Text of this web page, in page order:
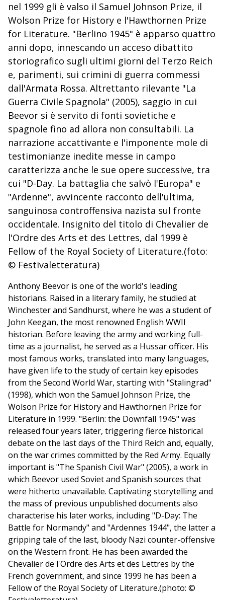
nel 1999 gli è valso il Samuel Johnson Prize, il
Wolson Prize for History e l'Hawthornen Prize
for Literature. "Berlino 1945" è apparso quattro
anni dopo, innescando un acceso dibattito
storiografico sugli ultimi giorni del Terzo Reich
e, parimenti, sui crimini di guerra commessi
dall'Armata Rossa. Altrettanto rilevante "La
Guerra Civile Spagnola" (2005), saggio in cui
Beevor si è servito di fonti sovietiche e
spagnole fino ad allora non consultabili. La
narrazione accattivante e l'imponente mole di
testimonianze inedite messe in campo
caratterizza anche le sue opere successive, tra
cui "D-Day. La battaglia che salvò l'Europa" e
"Ardenne", avvincente racconto dell'ultima,
sanguinosa controffensiva nazista sul fronte
occidentale. Insignito del titolo di Chevalier de
l'Ordre des Arts et des Lettres, dal 1999 è
Fellow of the Royal Society of Literature.(foto:
© Festivaletteratura)
Anthony Beevor is one of the world's leading
historians. Raised in a literary family, he studied at
Winchester and Sandhurst, where he was a student of
John Keegan, the most renowned English WWII
historian. Before leaving the army and working full-
time as a journalist, he served as a Hussar officer. His
most famous works, translated into many languages,
have given life to the study of certain key episodes
from the Second World War, starting with "Stalingrad"
(1998), which won the Samuel Johnson Prize, the
Wolson Prize for History and Hawthornen Prize for
Literature in 1999. "Berlin: the Downfall 1945" was
released four years later, triggering fierce historical
debate on the last days of the Third Reich and, equally,
on the war crimes committed by the Red Army. Equally
important is "The Spanish Civil War" (2005), a work in
which Beevor used Soviet and Spanish sources that
were hitherto unavailable. Captivating storytelling and
the mass of previous unpublished documents also
characterise his later works, including "D-Day: The
Battle for Normandy" and "Ardennes 1944", the latter a
gripping tale of the last, bloody Nazi counter-offensive
on the Western front. He has been awarded the
Chevalier de l'Ordre des Arts et des Lettres by the
French government, and since 1999 he has been a
Fellow of the Royal Society of Literature.(photo: ©